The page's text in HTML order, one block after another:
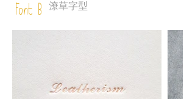
Font B 潦草字型